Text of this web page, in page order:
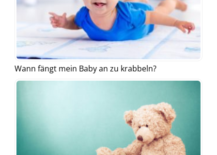
Wann fängt mein Baby an zu krabbeln?